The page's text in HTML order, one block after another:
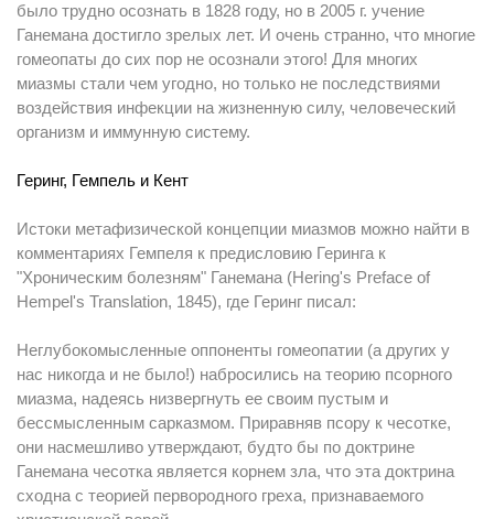
было трудно осознать в 1828 году, но в 2005 г. учение
Ганемана достигло зрелых лет. И очень странно, что многие
гомеопаты до сих пор не осознали этого! Для многих
миазмы стали чем угодно, но только не последствиями
воздействия инфекции на жизненную силу, человеческий
организм и иммунную систему.
Геринг, Гемпель и Кент
Истоки метафизической концепции миазмов можно найти в
комментариях Гемпеля к предисловию Геринга к
"Хроническим болезням" Ганемана (Hering's Preface of
Hempel's Translation, 1845), где Геринг писал:
Неглубокомысленные оппоненты гомеопатии (а других у
нас никогда и не было!) набросились на теорию псорного
миазма, надеясь низвергнуть ее своим пустым и
бессмысленным сарказмом. Приравняв псору к чесотке,
они насмешливо утверждают, будто бы по доктрине
Ганемана чесотка является корнем зла, что эта доктрина
сходна с теорией первородного греха, признаваемого